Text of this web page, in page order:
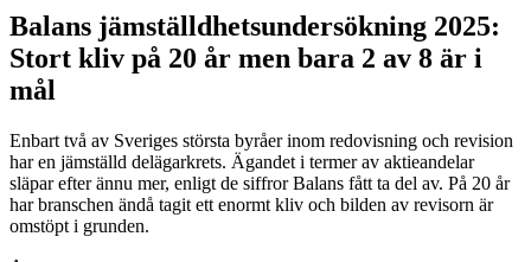
Balans jämställdhetsundersökning 2025:
Stort kliv på 20 år men bara 2 av 8 är i
mål
Enbart två av Sveriges största byråer inom redovisning och revision
har en jämställd delägarkrets. Ägandet i termer av aktieandelar
släpar efter ännu mer, enligt de siffror Balans fått ta del av. På 20 år
har branschen ändå tagit ett enormt kliv och bilden av revisorn är
omstöpt i grunden.